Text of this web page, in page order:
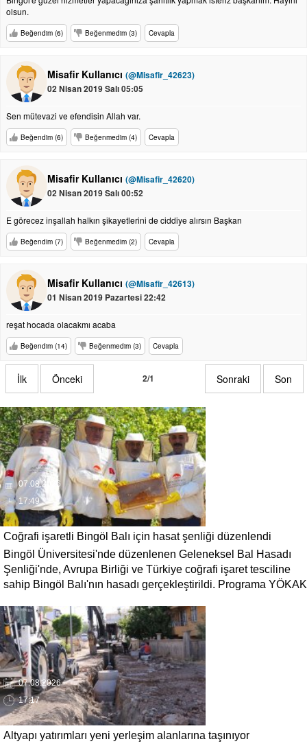
olsun.
Beğendim (6) Beğenmedim (3) Cevapla
Misafir Kullanıcı (@Misafir_42623)
02 Nisan 2019 Salı 05:05
Sen mütevazi ve efendisin Allah var.
Beğendim (6) Beğenmedim (4) Cevapla
Misafir Kullanıcı (@Misafir_42620)
02 Nisan 2019 Salı 00:52
E görecez inşallah halkın şikayetlerini de ciddiye alırsın Başkan
Beğendim (7) Beğenmedim (2) Cevapla
Misafir Kullanıcı (@Misafir_42613)
01 Nisan 2019 Pazartesi 22:42
reşat hocada olacakmı acaba
Beğendim (14) Beğenmedim (3) Cevapla
İlk Önceki 2/1 Sonraki Son
07.08.2026
17:49
Coğrafi işaretli Bingöl Balı için hasat şenliği düzenlendi
Bingöl Üniversitesi'nde düzenlenen Geleneksel Bal Hasadı
Şenliği'nde, Avrupa Birliği ve Türkiye coğrafi işaret tesciline
sahip Bingöl Balı'nın hasadı gerçekleştirildi. Programa YÖKAK
temsilcisi katıldı.
07.08.2026
17:17
Altyapı yatırımları yeni yerleşim alanlarına taşınıyor